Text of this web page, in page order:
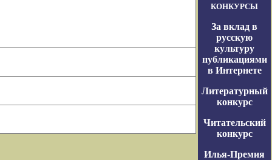
КОНКУРСЫ
За вклад в
русскую
культуру
публикациями
в Интернете
Литературный
конкурс
Читательский
конкурс
Илья-Премия